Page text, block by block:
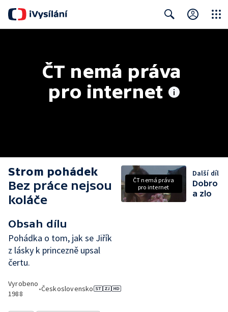
ČT nemá práva
pro internet
Strom pohádek
Bez práce nejsou
koláče
Obsah dílu
Pohádka o tom, jak se Jiřík
z lásky k princezně upsal
čertu.
Vyrobeno
1988
•Československo
ČT nemá práva
pro internet
Další díl
Dobro
a zlo